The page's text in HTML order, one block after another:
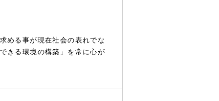
める事が現在社会の表れでな
きる環境の構築」を常に心が